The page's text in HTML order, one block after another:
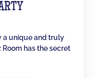
a unique and truly
has the secret